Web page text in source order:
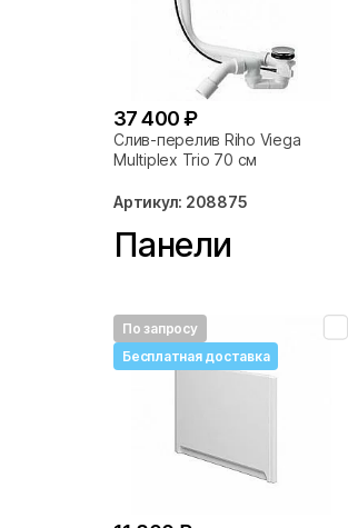
37 400 ₽
Слив-перелив Riho Viega
Multiplex Trio 70 см
Артикул: 208875
Панели
По запросу
Бесплатная доставка